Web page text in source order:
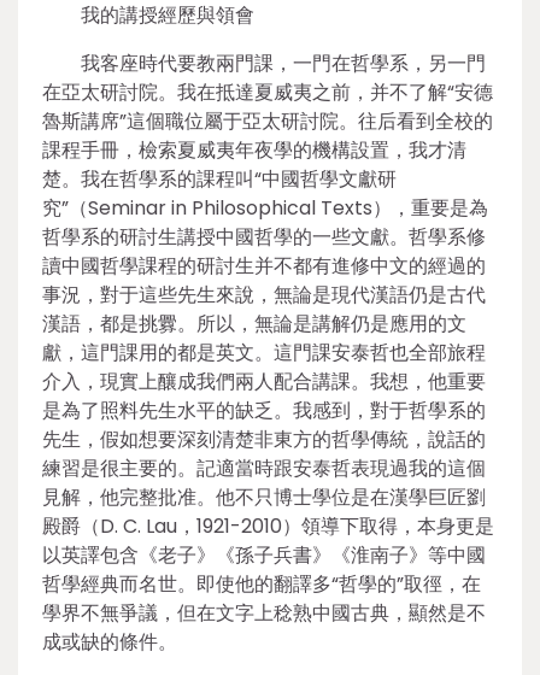
我的講授經歷與領會
我客座時代要教兩門課，一門在哲學系，另一門
在亞太研討院。我在抵達夏威夷之前，并不了解“安德
魯斯講席”這個職位屬于亞太研討院。往后看到全校的
課程手冊，檢索夏威夷年夜學的機構設置，我才清
楚。我在哲學系的課程叫“中國哲學文獻研
究”（Seminar in Philosophical Texts），重要是為
哲學系的研討生講授中國哲學的一些文獻。哲學系修
讀中國哲學課程的研討生并不都有進修中文的經過的
事況，對于這些先生來說，無論是現代漢語仍是古代
漢語，都是挑釁。所以，無論是講解仍是應用的文
獻，這門課用的都是英文。這門課安泰哲也全部旅程
介入，現實上釀成我們兩人配合講課。我想，他重要
是為了照料先生水平的缺乏。我感到，對于哲學系的
先生，假如想要深刻清楚非東方的哲學傳統，說話的
練習是很主要的。記適當時跟安泰哲表現過我的這個
見解，他完整批准。他不只博士學位是在漢學巨匠劉
殿爵（D. C. Lau，1921-2010）領導下取得，本身更是
以英譯包含《老子》《孫子兵書》《淮南子》等中國
哲學經典而名世。即使他的翻譯多“哲學的”取徑，在
學界不無爭議，但在文字上稔熟中國古典，顯然是不
成或缺的條件。